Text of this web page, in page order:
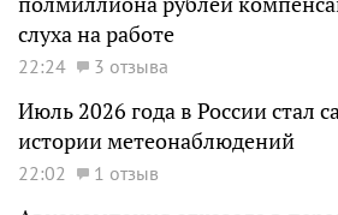
слуха на работе
22:24 3 отзыва
Июль 2026 года в России стал
истории метеонаблюдений
22:02 1 отзыв